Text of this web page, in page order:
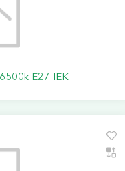
E27 IEK